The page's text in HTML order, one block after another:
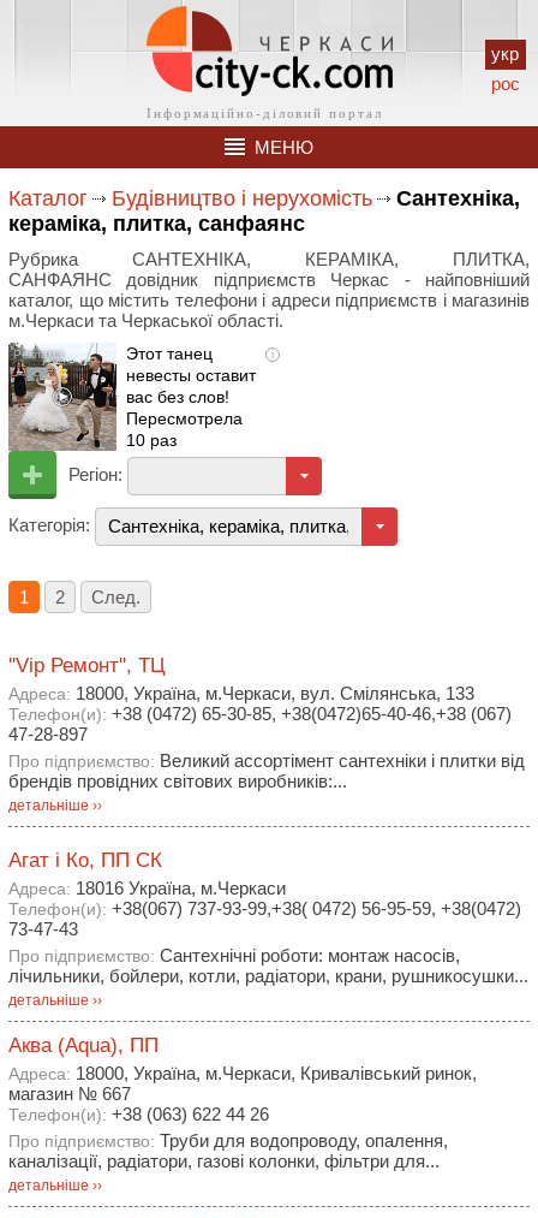
укр
рос
МЕНЮ
Каталог Будівництво і нерухомість
Сантехніка,
кераміка, плитка, санфаянс
Рубрика САНТЕХНІКА, КЕРАМІКА, ПЛИТКА,
САНФАЯНС довідник підприємств Черкас - найповніший
каталог, що містить телефони і адреси підприємств і магазинів
м.Черкаси та Черкаської області.
i
Этот танец
невесты оставит
вас без слов!
Пересмотрела
10 раз
Регіон:
Категорія: Сантехніка, кераміка, плитка, санфаянс
1 2 След.
''Vip Ремонт'', ТЦ
Адреса: 18000, Україна, м.Черкаси, вул. Смілянська, 133
Телефон(и): +38 (0472) 65-30-85, +38(0472)65-40-46,+38 (067)
47-28-897
Про підприємство: Великий ассортімент сантехніки і плитки від
брендів провідних світових виробників:...
детальніше ››
Агат і Ко, ПП СК
Адреса: 18016 Україна, м.Черкаси
Телефон(и): +38(067) 737-93-99,+38( 0472) 56-95-59, +38(0472)
73-47-43
Про підприємство: Сантехнічні роботи: монтаж насосів,
лічильники, бойлери, котли, радіатори, крани, рушникосушки...
детальніше ››
Аква (Аqua), ПП
Адреса: 18000, Україна, м.Черкаси, Кривалівський ринок,
магазин № 667
Телефон(и): +38 (063) 622 44 26
Про підприємство: Труби для водопроводу, опалення,
каналізації, радіатори, газові колонки, фільтри для...
детальніше ››